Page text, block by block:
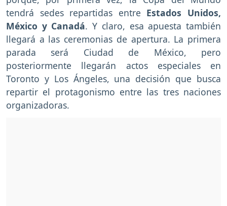
tendrá sedes repartidas entre Estados Unidos,
México y Canadá. Y claro, esa apuesta también
llegará a las ceremonias de apertura. La primera
parada será Ciudad de México, pero
posteriormente llegarán actos especiales en
Toronto y Los Ángeles, una decisión que busca
repartir el protagonismo entre las tres naciones
organizadoras.